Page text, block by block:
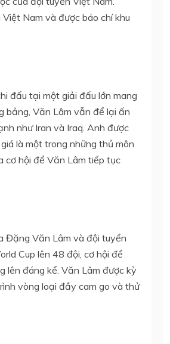
Nam và được báo chí khu
đấu tại một giải đấu lớn mang
bảng, Văn Lâm vẫn để lại ấn
như Iran và Iraq. Anh được
là một trong những thủ môn
cơ hội để Văn Lâm tiếp tục
Đặng Văn Lâm và đội tuyển
Cup lên 48 đội, cơ hội để
lên đáng kể. Văn Lâm được kỳ
vòng loại đầy cam go và thử